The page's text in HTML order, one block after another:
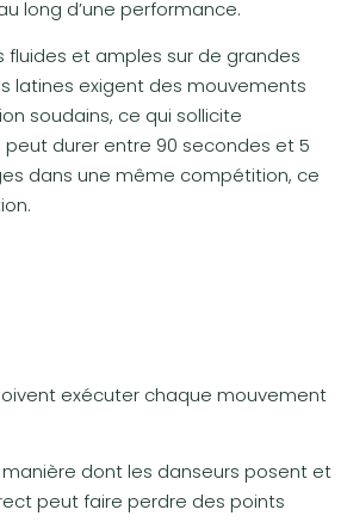
long d’une performance.
et amples sur de grandes
latines exigent des mouvements
soudains, ce qui sollicite
durer entre 90 secondes et 5
dans une même compétition, ce
exécuter chaque mouvement
dont les danseurs posent et
peut faire perdre des points